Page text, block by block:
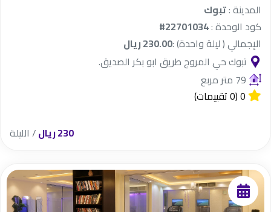
المدينة :تبوك
كود الوحدة :#22701034
الإجمالي ( ليلة واحدة) :230.00 ريال
تبوك حي المروج طريق ابو بكر الصديق.
79 متر مربع
0(0 تقييمات)
230 ريال / الليلة